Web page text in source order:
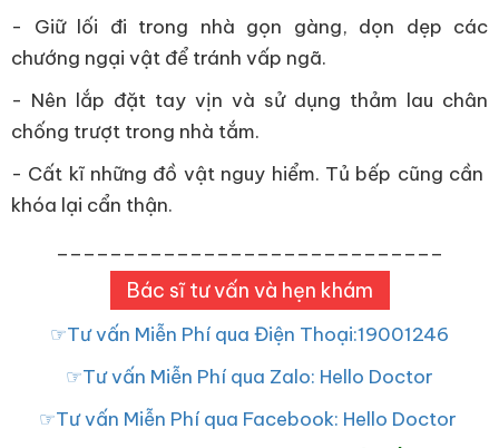
- Giữ lối đi trong nhà gọn gàng, dọn dẹp các
chướng ngại vật để tránh vấp ngã.
- Nên lắp đặt tay vịn và sử dụng thảm lau chân
chống trượt trong nhà tắm.
- Cất kĩ những đồ vật nguy hiểm. Tủ bếp cũng cần
khóa lại cẩn thận.
Bác sĩ tư vấn và hẹn khám
☞Tư vấn Miễn Phí qua Điện Thoại:19001246
☞Tư vấn Miễn Phí qua Zalo: Hello Doctor
☞Tư vấn Miễn Phí qua Facebook: Hello Doctor